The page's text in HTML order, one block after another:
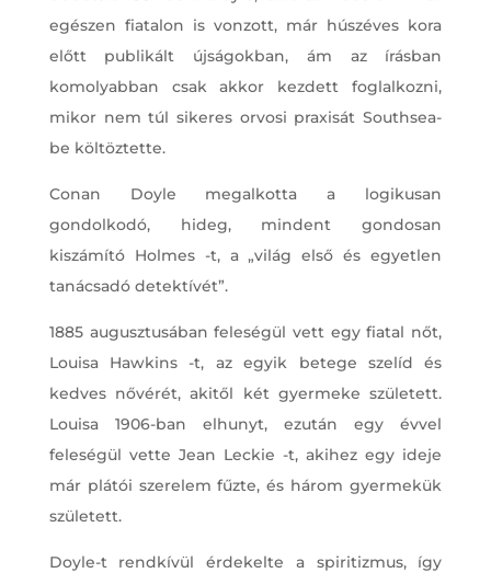
egészen fiatalon is vonzott, már húszéves kora
előtt publikált újságokban, ám az írásban
komolyabban csak akkor kezdett foglalkozni,
mikor nem túl sikeres orvosi praxisát Southsea-
be költöztette.
Conan Doyle megalkotta a logikusan
gondolkodó, hideg, mindent gondosan
kiszámító Holmes -t, a „világ első és egyetlen
tanácsadó detektívét”.
1885 augusztusában feleségül vett egy fiatal nőt,
Louisa Hawkins -t, az egyik betege szelíd és
kedves nővérét, akitől két gyermeke született.
Louisa 1906-ban elhunyt, ezután egy évvel
feleségül vette Jean Leckie -t, akihez egy ideje
már plátói szerelem fűzte, és három gyermekük
született.
Doyle-t rendkívül érdekelte a spiritizmus, így